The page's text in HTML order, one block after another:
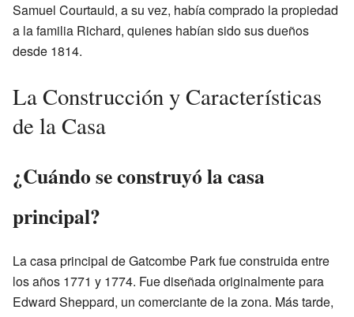
Samuel Courtauld, a su vez, había comprado la propiedad
a la familia Richard, quienes habían sido sus dueños
desde 1814.
La Construcción y Características
de la Casa
¿Cuándo se construyó la casa
principal?
La casa principal de Gatcombe Park fue construida entre
los años 1771 y 1774. Fue diseñada originalmente para
Edward Sheppard, un comerciante de la zona. Más tarde,